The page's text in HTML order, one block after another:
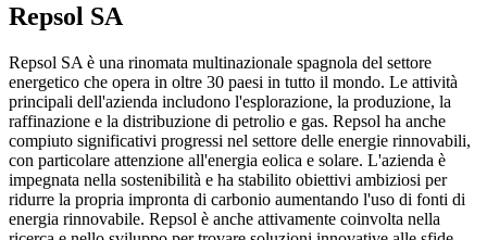
Repsol SA
Repsol SA è una rinomata multinazionale spagnola del settore
energetico che opera in oltre 30 paesi in tutto il mondo. Le attività
principali dell'azienda includono l'esplorazione, la produzione, la
raffinazione e la distribuzione di petrolio e gas. Repsol ha anche
compiuto significativi progressi nel settore delle energie rinnovabili,
con particolare attenzione all'energia eolica e solare. L'azienda è
impegnata nella sostenibilità e ha stabilito obiettivi ambiziosi per
ridurre la propria impronta di carbonio aumentando l'uso di fonti di
energia rinnovabile. Repsol è anche attivamente coinvolta nella